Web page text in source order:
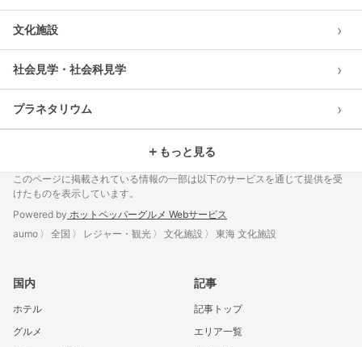
文化施設 ›
社会見学・社会科見学 ›
プラネタリウム ›
＋ もっと見る
このページに掲載されている情報の一部は以下のサービスを通じて提供を受
けたものを表示しています。
Powered by ホットペッパーグルメ Webサービス
aumo
全国 レジャー・観光 文化施設 東海 文化施設
国内
ホテル
グルメ
記事
記事トップ
エリア一覧